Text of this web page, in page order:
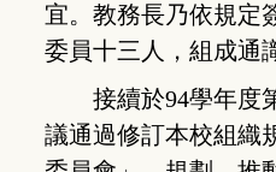
宜。教務長乃依規定
委員十三人，組成通
接續於94學年度
議通過修訂本校組織